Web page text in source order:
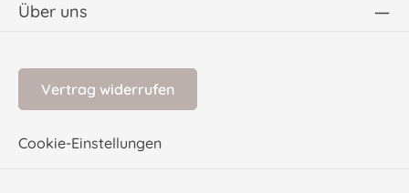
Über uns
Vertrag widerrufen
Cookie-Einstellungen